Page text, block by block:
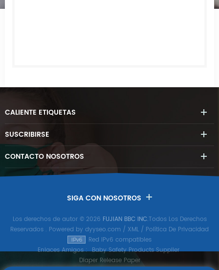
CALIENTE ETIQUETAS
SUSCRIBIRSE
CONTACTO NOSOTROS
SIGA CON NOSOTROS
Los derechos de autor © 2026 FUJIAN BBC INC.Todos Los Derechos
Reservados . Powered by dyyseo.com / XML / Política De Privacidad
Red IPv6 compatibles
Enlaces Amigos : Baby Safety Products Supplier
Diaper Release Paper